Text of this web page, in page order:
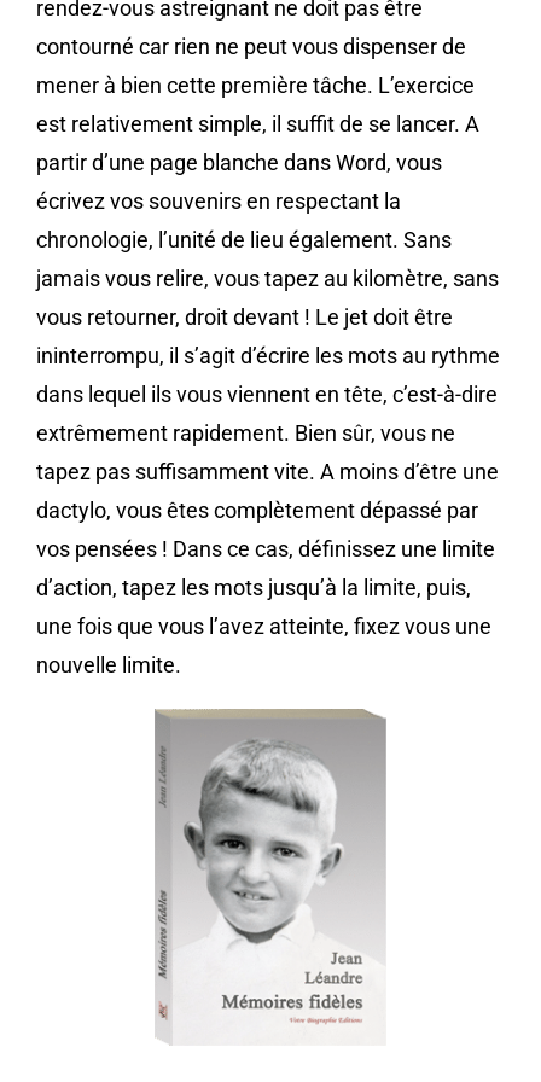
rendez-vous astreignant ne doit pas être
contourné car rien ne peut vous dispenser de
mener à bien cette première tâche. L’exercice
est relativement simple, il suffit de se lancer. A
partir d’une page blanche dans Word, vous
écrivez vos souvenirs en respectant la
chronologie, l’unité de lieu également. Sans
jamais vous relire, vous tapez au kilomètre, sans
vous retourner, droit devant ! Le jet doit être
ininterrompu, il s’agit d’écrire les mots au rythme
dans lequel ils vous viennent en tête, c’est-à-dire
extrêmement rapidement. Bien sûr, vous ne
tapez pas suffisamment vite. A moins d’être une
dactylo, vous êtes complètement dépassé par
vos pensées ! Dans ce cas, définissez une limite
d’action, tapez les mots jusqu’à la limite, puis,
une fois que vous l’avez atteinte, fixez vous une
nouvelle limite.